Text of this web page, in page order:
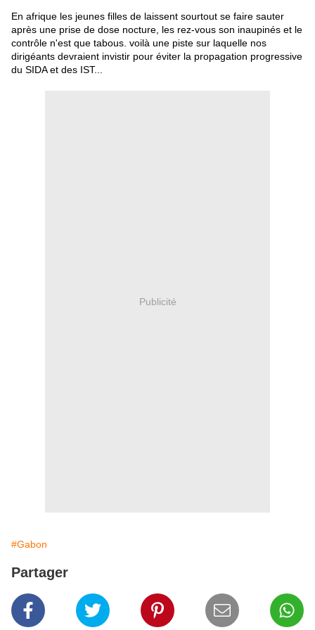
En afrique les jeunes filles de laissent sourtout se faire sauter
après une prise de dose nocture, les rez-vous son inaupinés et le
contrôle n'est que tabous. voilà une piste sur laquelle nos
dirigéants devraient invistir pour éviter la propagation progressive
du SIDA et des IST...
Publicité
#Gabon
Partager